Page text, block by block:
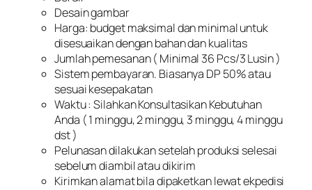
Desain gambar
Harga: budget maksimal dan minimal untuk
disesuaikan dengan bahan dan kualitas
Jumlah pemesanan ( Minimal 36 Pcs/3 Lusin )
Sistem pembayaran. Biasanya DP 50% atau
sesuai kesepakatan
Waktu : Silahkan Konsultasikan Kebutuhan
Anda ( 1 minggu, 2 minggu, 3 minggu, 4 minggu
dst )
Pelunasan dilakukan setelah produksi selesai
sebelum diambil atau dikirim
Kirimkan alamat bila dipaketkan lewat ekpedisi